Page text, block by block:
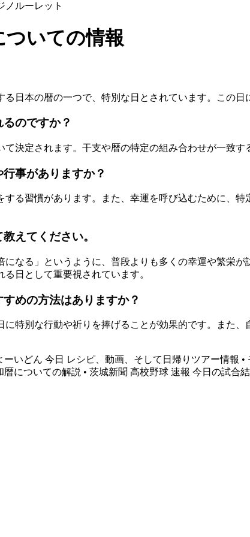
ノ ルーレット
ついての情報
日本の暦の一つで、特別な日とされています。この
のですか？
決定されます。干支や暦の特定の組み合わせが一致
事がありますか？
る習慣があります。また、幸運を呼び込むために、
えてください。
なる」というように、普段よりも多くの幸運や繁栄
日として重要視されています。
めの方法はありますか？
特別な行動や祈りを捧げることが効果的です。また
ーいどん 今日 レシピ、動画、そして日帰りツアー情報 •
暦についての解説 • 茨城新聞 高校野球 速報 今日の試合